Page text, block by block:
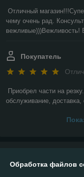
Отличный
чему очень рад.
вежливые)))Вежливость!
Покупатель
Приобрел части на
обслуживание,
Обработка файлов